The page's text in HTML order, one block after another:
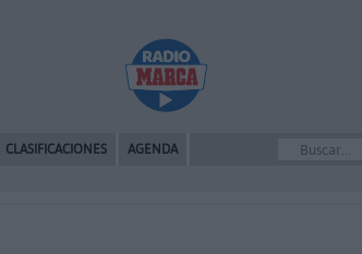
CLASIFICACIONES
AGENDA